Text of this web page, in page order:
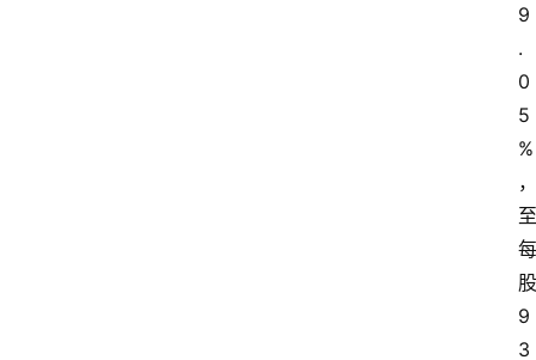
9
.
0
5
%
，
至
每
股
9
3